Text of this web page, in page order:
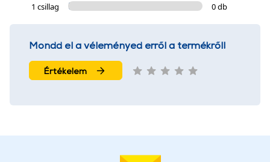
1 csillag
0 db
Mondd el a véleményed erről a termékről!
Értékelem